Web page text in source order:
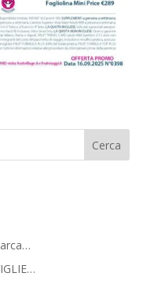
Cerca